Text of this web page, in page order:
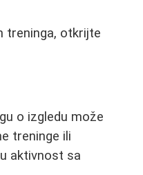
treninga, otkrijte
o izgledu može
treninge ili
aktivnost sa